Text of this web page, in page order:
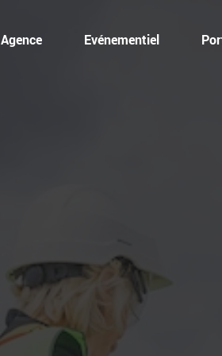
Agence Evénementiel